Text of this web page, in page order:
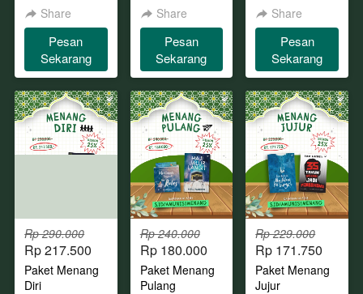
Share
Pesan
Sekarang
Share
Pesan
Sekarang
Share
Pesan
Sekarang
Rp 290.000
Rp 217.500
Paket Menang
Diri
Rp 240.000
Rp 180.000
Paket Menang
Pulang
Rp 229.000
Rp 171.750
Paket Menang
Jujur